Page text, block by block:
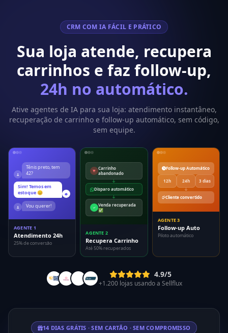
CRM COM IA FÁCIL E PRÁTICO
Sua loja atende, recupera
carrinhos e faz follow-up,
24h no automático.
Ative agentes de IA para sua loja: atendimento instantâneo,
recuperação de carrinho e follow-up automático, sem código,
sem equipe.
Tênis preto, tem
42?
Sim! Temos em
estoque 😊
Vou querer!
AGENTE 1
Atendimento 24h
25% de conversão
Carrinho
abandonado
Disparo automático
Venda recuperada
✅
AGENTE 2
Recupera Carrinho
Até 50% recuperados
Follow-up Automático
12h 24h 3 dias
Cliente convertido
AGENTE 3
Follow-up Auto
Piloto automático
4.9/5
+1.200 lojas usando a Sellflux
14 DIAS GRÁTIS · SEM CARTÃO · SEM COMPROMISSO